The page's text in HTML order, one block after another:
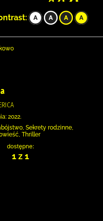
2022.
Sekrety rodzinne,
Thriller
dostępne:
1 z 1